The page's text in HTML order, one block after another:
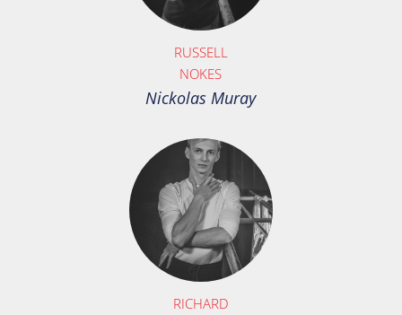
RUSSELL
NOKES
Nickolas Muray
RICHARD